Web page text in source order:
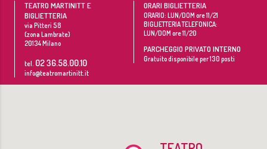
TEATRO MARTINITT E
BIGLIETTERIA
via Pitteri 58
(zona Lambrate)
20134Milano
tel. 02 36.58.00.10
info@teatromartinitt.it
ORARI BIGLIETTERIA
ORARIO: LUN/DOM ore 11/21
BIGLIETTERIA TELEFONICA:
LUN/DOM ore 11/20
PARCHEGGIO PRIVATO INTERNO
Gratuito disponibile per 130 posti